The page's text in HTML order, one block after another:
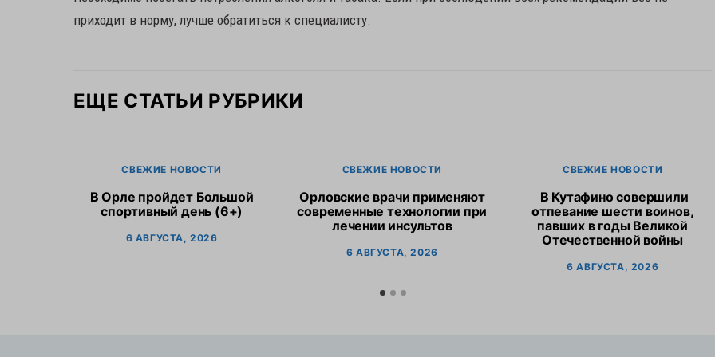
приходит в норму, лучше обратиться к специалисту.
ЕЩЕ СТАТЬИ РУБРИКИ
СВЕЖИЕ НОВОСТИ
В Орле пройдет Большой
спортивный день (6+)
6 АВГУСТА, 2026
СВЕЖИЕ НОВОСТИ
Орловские врачи применяют
современные технологии при
лечении инсультов
6 АВГУСТА, 2026
СВЕЖИЕ НОВОСТИ
В Кутафино совершили
отпевание шести воинов,
павших в годы Великой
Отечественной войны
6 АВГУСТА, 2026